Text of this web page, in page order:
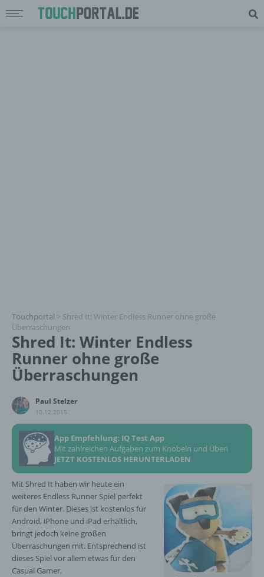
Touchportal > Shred It: Winter Endless Runner ohne große
Überraschungen
Shred It: Winter Endless
Runner ohne große
Überraschungen
Paul Stelzer
10.12.2015
App Empfehlung: IQ Test App
Mit zahlreichen Aufgaben zum Knobeln und Üben
JETZT KOSTENLOS HERUNTERLADEN
Mit Shred It haben wir heute ein
weiteres Endless Runner Spiel perfekt
für den Winter. Dieses ist kostenlos für
Android, iPhone und iPad erhältlich,
bringt jedoch keine großen
Überraschungen mit. Entsprechend ist
dieses Spiel vor allem etwas für den
Casual Gamer.